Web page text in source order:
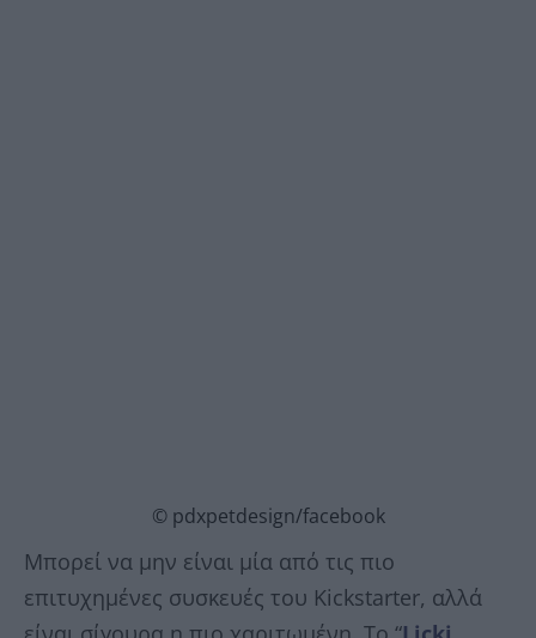
© pdxpetdesign/facebook
Μπορεί να μην είναι μία από τις πιο
επιτυχημένες συσκευές του Kickstarter, αλλά